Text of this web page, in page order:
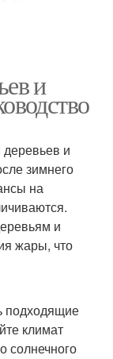
и
и
зимнего
на
и
жары, что
подходящие
климат
солнечного